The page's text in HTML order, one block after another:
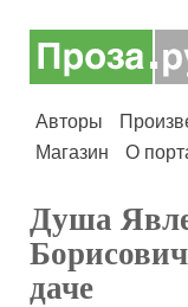
Авторы
Магазин
О
Душа
даче